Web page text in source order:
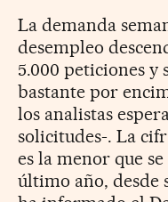
La demanda
desempleo
5.000 peticiones y
bastante por
los analistas
solicitudes-. La
es la menor que
último año, desde